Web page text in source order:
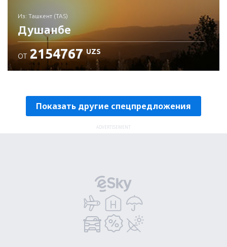
из: Ташкент (TAS)
Душанбе
ОТ 2154767 UZS
Показать другие спецпредложения
ADVERTISEMENT